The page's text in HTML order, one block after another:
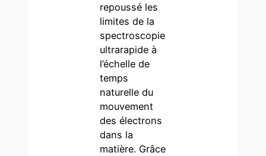
repoussé les
limites de la
spectroscopie
ultrarapide à
l’échelle de
temps
naturelle du
mouvement
des électrons
dans la
matière. Grâce